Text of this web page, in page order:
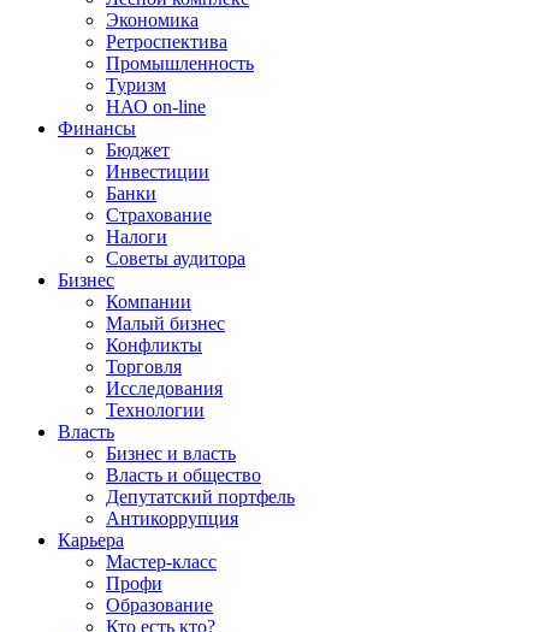
Экономика
Ретроспектива
Промышленность
Туризм
НАО on-line
Финансы
Бюджет
Инвестиции
Банки
Страхование
Налоги
Советы аудитора
Бизнес
Компании
Малый бизнес
Конфликты
Торговля
Исследования
Технологии
Власть
Бизнес и власть
Власть и общество
Депутатский портфель
Антикоррупция
Карьера
Мастер-класс
Профи
Образование
Кто есть кто?